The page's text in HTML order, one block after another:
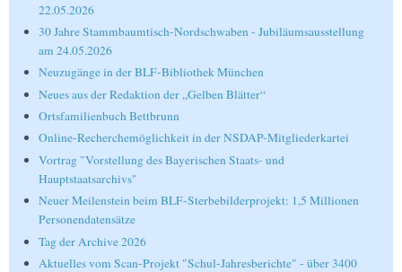
22.05.2026
30 Jahre Stammbaumtisch-Nordschwaben - Jubiläumsausstellung
am 24.05.2026
Neuzugänge in der BLF-Bibliothek München
Neues aus der Redaktion der „Gelben Blätter“
Ortsfamilienbuch Bettbrunn
Online-Recherchemöglichkeit in der NSDAP-Mitgliederkartei
Vortrag "Vorstellung des Bayerischen Staats- und
Hauptstaatsarchivs"
Neuer Meilenstein beim BLF-Sterbebilderprojekt: 1,5 Millionen
Personendatensätze
Tag der Archive 2026
Aktuelles vom Scan-Projekt "Schul-Jahresberichte" - über 3400